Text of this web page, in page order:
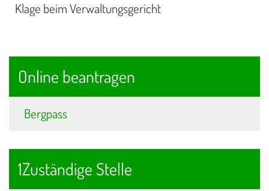
Klage beim Verwaltungsgericht
Online beantragen
Bergpass
1Zuständige Stelle